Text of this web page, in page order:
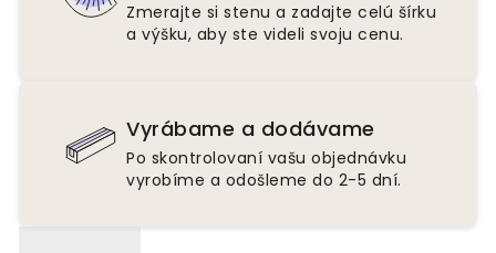
Zmerajte si stenu a zadajte celú šírku
a výšku, aby ste videli svoju cenu.
Vyrábame a dodávame
Po skontrolovaní vašu objednávku
vyrobíme a odošleme do 2-5 dní.